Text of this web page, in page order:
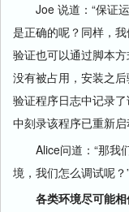
Joe 说道：“保证运
是正确的呢？同样，
验证也可以通过脚本
没有被占用，安装之
验证程序日志中记录
中刻录该程序已重新启
Alice问道：“那我们
境，我们怎么调试呢？
各类环境尽可能相